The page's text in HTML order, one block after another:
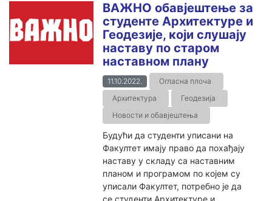
ВАЖНО обавјештење за
студенте Архитектуре и
Геодезије, који слушају
наставу по старом
наставном плану
11.10.2022.
Огласна плоча
Архитектура
Геодезија
Новости и обавјештења
Будући да студенти уписани на
Факултет имају право да похађају
наставу у складу са наставним
планом и програмом по којем су
уписали Факултет, потребно је да
се студенти Архитектуре и